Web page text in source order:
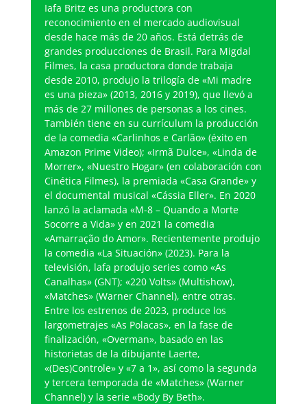
Iafa Britz es una productora con
reconocimiento en el mercado audiovisual
desde hace más de 20 años. Está detrás de
grandes producciones de Brasil. Para Migdal
Filmes, la casa productora donde trabaja
desde 2010, produjo la trilogía de «Mi madre
es una pieza» (2013, 2016 y 2019), que llevó a
más de 27 millones de personas a los cines.
También tiene en su currículum la producción
de la comedia «Carlinhos e Carlão» (éxito en
Amazon Prime Video); «Irmã Dulce», «Linda de
Morrer», «Nuestro Hogar» (en colaboración con
Cinética Filmes), la premiada «Casa Grande» y
el documental musical «Cássia Eller». En 2020
lanzó la aclamada «M-8 – Quando a Morte
Socorre a Vida» y en 2021 la comedia
«Amarração do Amor». Recientemente produjo
la comedia «La Situación» (2023). Para la
televisión, lafa produjo series como «As
Canalhas» (GNT); «220 Volts» (Multishow),
«Matches» (Warner Channel), entre otras.
Entre los estrenos de 2023, produce los
largometrajes «As Polacas», en la fase de
finalización, «Overman», basado en las
historietas de la dibujante Laerte,
«(Des)Controle» y «7 a 1», así como la segunda
y tercera temporada de «Matches» (Warner
Channel) y la serie «Body By Beth».